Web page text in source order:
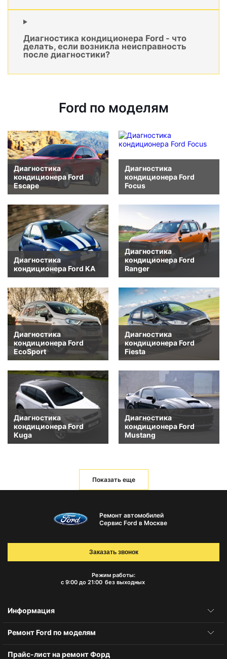
Диагностика кондиционера Ford - что
делать, если возникла неисправность
после диагностики?
Ford по моделям
Диагностика
кондиционера Ford
Escape
Диагностика
кондиционера Ford
Focus
Диагностика
кондиционера Ford KA
Диагностика
кондиционера Ford
Ranger
Диагностика
кондиционера Ford
EcoSport
Диагностика
кондиционера Ford
Fiesta
Диагностика
кондиционера Ford
Kuga
Диагностика
кондиционера Ford
Mustang
Показать еще
Ремонт автомобилей
Сервис Ford в Москве
Режим работы:
с 9:00 до 21:00 без выходных
Заказать звонок
Информация
Ремонт Ford по моделям
Прайс-лист на ремонт Форд